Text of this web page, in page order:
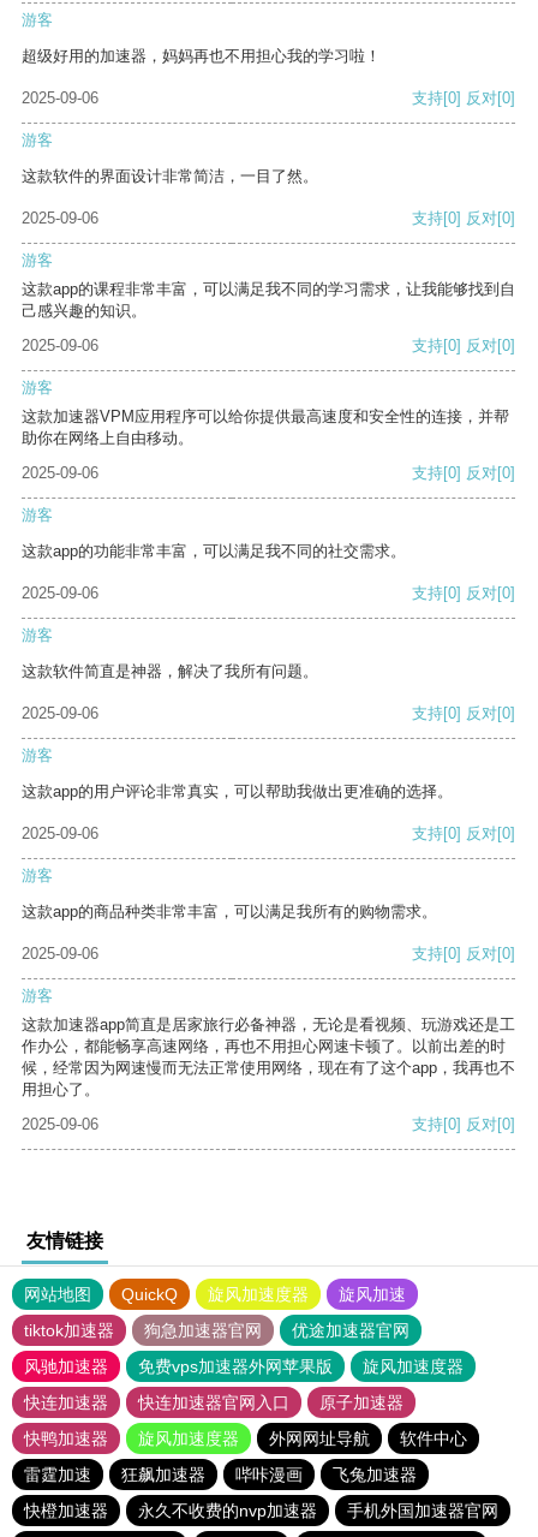
游客
超级好用的加速器，妈妈再也不用担心我的学习啦！
2025-09-06 支持[0] 反对[0]
游客
这款软件的界面设计非常简洁，一目了然。
2025-09-06 支持[0] 反对[0]
游客
这款app的课程非常丰富，可以满足我不同的学习需求，让我能够找到自
己感兴趣的知识。
2025-09-06
支持[0] 反对[0]
游客
这款加速器VPM应用程序可以给你提供最高速度和安全性的连接，并帮
助你在网络上自由移动。
2025-09-06
支持[0] 反对[0]
游客
这款app的功能非常丰富，可以满足我不同的社交需求。
2025-09-06 支持[0] 反对[0]
游客
这款软件简直是神器，解决了我所有问题。
2025-09-06 支持[0] 反对[0]
游客
这款app的用户评论非常真实，可以帮助我做出更准确的选择。
2025-09-06 支持[0] 反对[0]
游客
这款app的商品种类非常丰富，可以满足我所有的购物需求。
2025-09-06 支持[0] 反对[0]
游客
这款加速器app简直是居家旅行必备神器，无论是看视频、玩游戏还是工
作办公，都能畅享高速网络，再也不用担心网速卡顿了。以前出差的时
候，经常因为网速慢而无法正常使用网络，现在有了这个app，我再也不
用担心了。
2025-09-06
支持[0] 反对[0]
友情链接
网站地图 QuickQ 旋风加速度器
旋风加速
tiktok加速器
狗急加速器官网
优途加速器官网
风驰加速器
免费vps加速器外网苹果版
旋风加速度器
快连加速器
快连加速器官网入口
原子加速器
快鸭加速器
旋风加速度器 外网网址导航
软件中心
雷霆加速
狂飙加速器 哔咔漫画
飞兔加速器
快橙加速器
永久不收费的nvp加速器 手机外国加速器官网